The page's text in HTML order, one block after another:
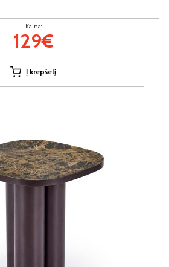
Kaina:
129€
Į krepšelį